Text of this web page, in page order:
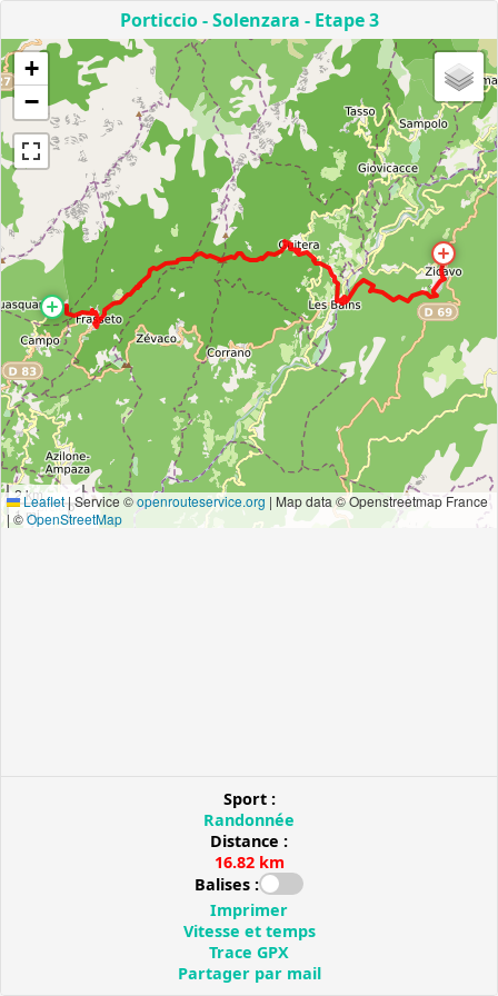
Porticcio - Solenzara - Etape 3
+
−
2 km
1 mi
Leaflet|Service ©openrouteservice.org | Map data © Openstreetmap France
| ©OpenStreetMap
Sport :
Randonnée
Distance :
16.82 km
Balises :
Imprimer
Vitesse et temps
Trace GPX
Partager par mail